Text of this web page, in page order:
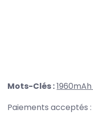
Mots-Clés :
Paiements acceptés :